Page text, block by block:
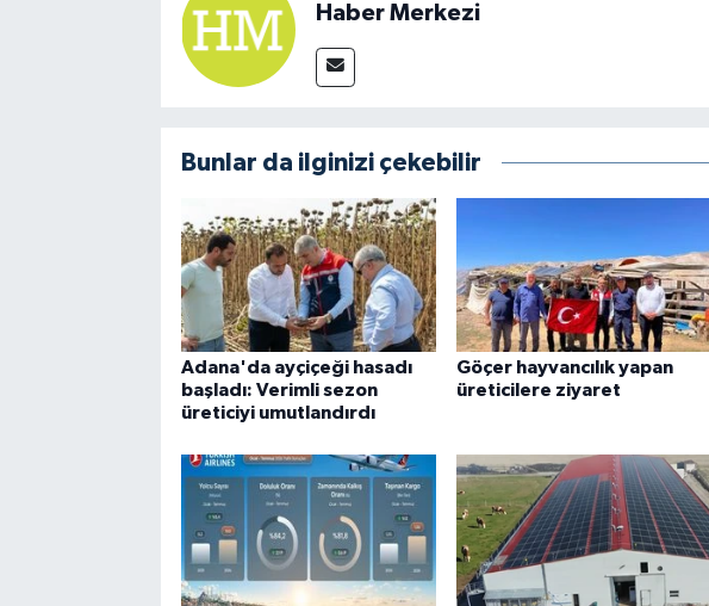
Haber Merkezi
Bunlar da ilginizi çekebilir
Adana'da ayçiçeği hasadı
başladı: Verimli sezon
üreticiyi umutlandırdı
Göçer hayvancılık yapan
üreticilere ziyaret